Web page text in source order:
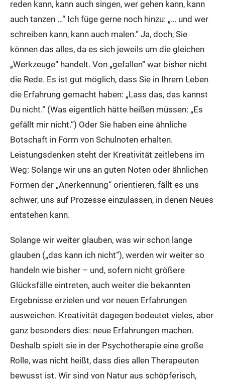
reden kann, kann auch singen, wer gehen kann, kann
auch tanzen …“ Ich füge gerne noch hinzu: „… und wer
schreiben kann, kann auch malen.“ Ja, doch, Sie
können das alles, da es sich jeweils um die gleichen
„Werkzeuge“ handelt. Von „gefallen“ war bisher nicht
die Rede. Es ist gut möglich, dass Sie in Ihrem Leben
die Erfahrung gemacht haben: „Lass das, das kannst
Du nicht.“ (Was eigentlich hätte heißen müssen: „Es
gefällt mir nicht.“) Oder Sie haben eine ähnliche
Botschaft in Form von Schulnoten erhalten.
Leistungsdenken steht der Kreativität zeitlebens im
Weg: Solange wir uns an guten Noten oder ähnlichen
Formen der „Anerkennung“ orientieren, fällt es uns
schwer, uns auf Prozesse einzulassen, in denen Neues
entstehen kann.
Solange wir weiter glauben, was wir schon lange
glauben („das kann ich nicht“), werden wir weiter so
handeln wie bisher – und, sofern nicht größere
Glücksfälle eintreten, auch weiter die bekannten
Ergebnisse erzielen und vor neuen Erfahrungen
ausweichen. Kreativität dagegen bedeutet vieles, aber
ganz besonders dies: neue Erfahrungen machen.
Deshalb spielt sie in der Psychotherapie eine große
Rolle, was nicht heißt, dass dies allen Therapeuten
bewusst ist. Wir sind von Natur aus schöpferisch,